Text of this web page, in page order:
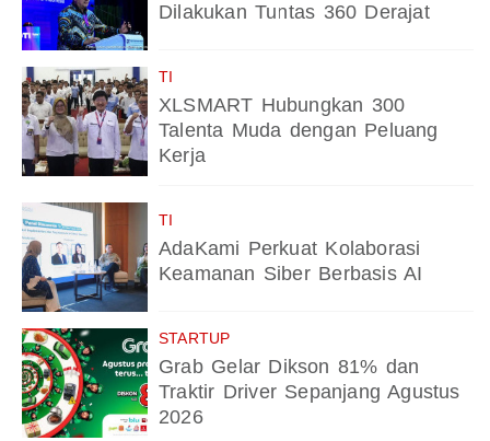
Dilakukan Tuntas 360 Derajat
TI
XLSMART Hubungkan 300
Talenta Muda dengan Peluang
Kerja
TI
AdaKami Perkuat Kolaborasi
Keamanan Siber Berbasis AI
STARTUP
Grab Gelar Dikson 81% dan
Traktir Driver Sepanjang Agustus
2026